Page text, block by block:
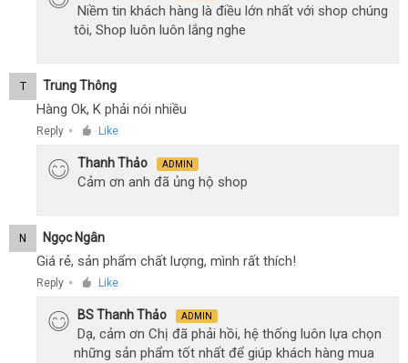
Niềm tin khách hàng là điều lớn nhất với shop chúng
tôi, Shop luôn luôn lắng nghe
T Trung Thông
Hàng Ok, K phải nói nhiều
Reply ● Like
Thanh Thảo ADMIN
Cảm ơn anh đã ủng hộ shop
N Ngọc Ngân
Giá rẻ, sản phẩm chất lượng, mình rất thích!
Reply ● Like
BS Thanh Thảo ADMIN
Dạ, cảm ơn Chị đã phải hồi, hệ thống luôn lựa chọn
những sản phẩm tốt nhất để giúp khách hàng mua